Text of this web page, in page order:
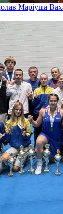
Маріуша